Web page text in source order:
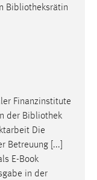
Bibliotheksrätin
Finanzinstitute
der Bibliothek
Die
Betreuung [...]
E-Book
in der